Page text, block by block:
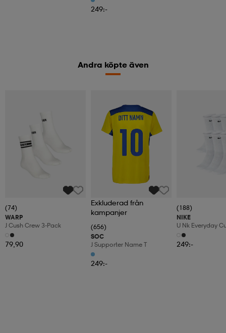
249:-
Andra köpte även
(74)
WARP
J Cush Crew 3-Pack
79,90
Exkluderad från
kampanjer
(656)
SOC
J Supporter Name T
249:-
(188)
NIKE
U Nk Everyday
6pr-Bd
249:-